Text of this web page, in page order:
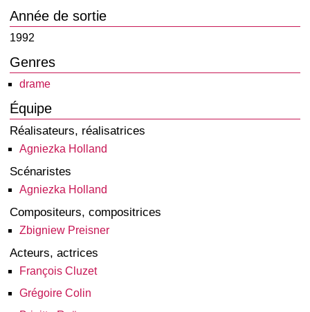
Année de sortie
1992
Genres
drame
Équipe
Réalisateurs, réalisatrices
Agniezka Holland
Scénaristes
Agniezka Holland
Compositeurs, compositrices
Zbigniew Preisner
Acteurs, actrices
François Cluzet
Grégoire Colin